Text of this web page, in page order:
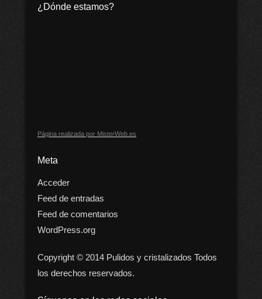
¿Dónde estamos?
Página realizada por MisterWeb.es
Meta
Acceder
Feed de entradas
Feed de comentarios
WordPress.org
Copyright © 2014 Pulidos y cristalizados Todos
los derechos reservados.